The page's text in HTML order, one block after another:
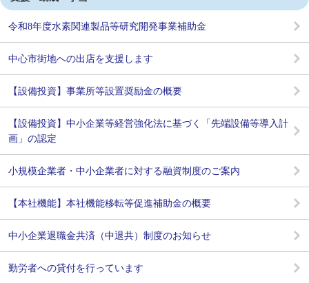
令和8年度水素関連製品等研究開発事業補助金
中心市街地への出店を支援します
【設備投資】事業所等設置奨励金の概要
【設備投資】中小企業等経営強化法に基づく「先端設備等導入計
画」の認定
小規模企業者・中小企業者に対する融資制度のご案内
【本社機能】本社機能移転等促進補助金の概要
中小企業退職金共済（中退共）制度のお知らせ
勤労者への貸付を行っています